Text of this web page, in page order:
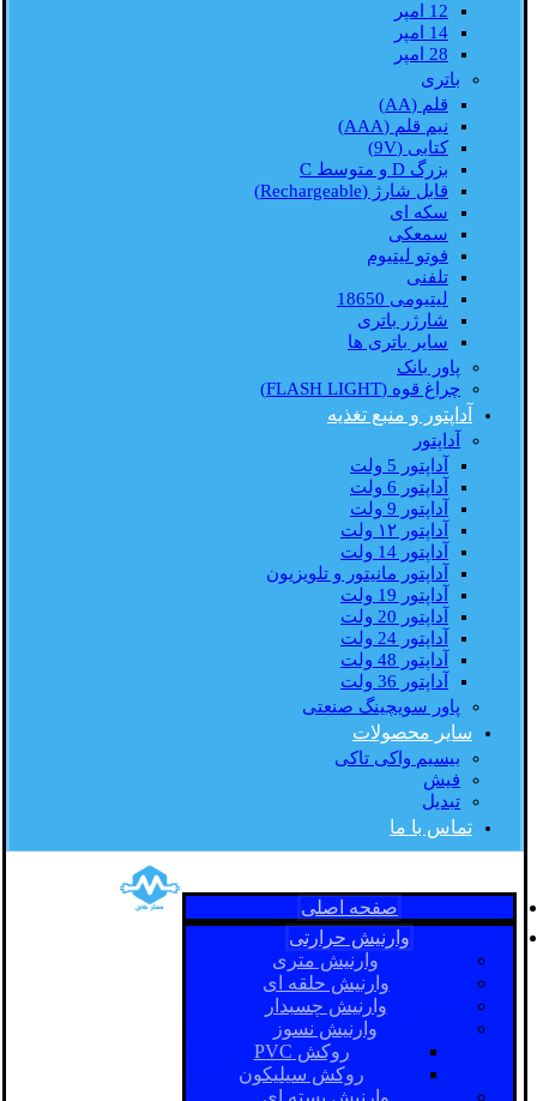
12 امپر
14 امپر
28 امپر
باتری
قلم (AA)
نیم قلم (AAA)
کتابی (9V)
بزرگ D و متوسط C
قابل شارژ (Rechargeable)
سکه ای
سمعکی
فوتو لیتیوم
تلفنی
لیتیومی 18650
شارژر باتری
سایر باتری ها
پاور بانک
چراغ قوه (FLASH LIGHT)
آداپتور و منبع تغذیه
آداپتور
آداپتور 5 ولت
آداپتور 6 ولت
آداپتور 9 ولت
آداپتور ۱۲ ولت
آداپتور 14 ولت
آداپتور مانیتور و تلویزیون
آداپتور 19 ولت
آداپتور 20 ولت
آداپتور 24 ولت
آداپتور 48 ولت
آداپتور 36 ولت
پاور سویچینگ صنعتی
سایر محصولات
بیسیم واکی تاکی
فیش
تبدیل
تماس با ما
صفحه اصلی
وارنیش حرارتی
وارنیش متری
وارنیش حلقه ای
وارنیش چسبدار
وارنیش نسوز
روکش PVC
روکش سیلیکون
وارنیش بسته ای